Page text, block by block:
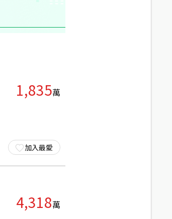
1,835萬
加入最愛
4,318萬